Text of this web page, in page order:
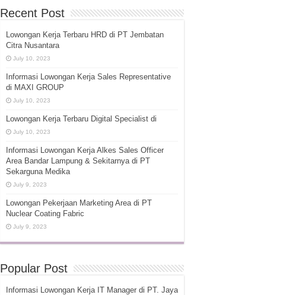
Recent Post
Lowongan Kerja Terbaru HRD di PT Jembatan
Citra Nusantara
July 10, 2023
Informasi Lowongan Kerja Sales Representative
di MAXI GROUP
July 10, 2023
Lowongan Kerja Terbaru Digital Specialist di
July 10, 2023
Informasi Lowongan Kerja Alkes Sales Officer
Area Bandar Lampung & Sekitarnya di PT
Sekarguna Medika
July 9, 2023
Lowongan Pekerjaan Marketing Area di PT
Nuclear Coating Fabric
July 9, 2023
Popular Post
Informasi Lowongan Kerja IT Manager di PT. Jaya